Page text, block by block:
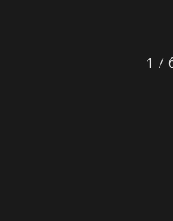
回されながらも華恋の恋を応援する
めちゃモテミッションを行う。そん
1